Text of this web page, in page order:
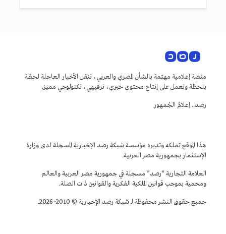
منصة إعلامية مهتمة بالشأن المصري والعربي، تنقل الأخبار العاجلة لحظة
بلحظة وتعمل على إنتاج محتوى خبري، ترفيهي، تكنولوجي مميز.
رصد.. إعلامُ الجُمهور
هذا الموقع تملكه وتديره مؤسسة شبكة رصد الإخبارية المسجلة لدى وزارة
الإستثمار بجمهورية مصر العربية.
العلامة التجارية “رصد” مسجلة في جمهورية مصر العربية والعالم
ومحمية بموجب قوانين الملكية الفكرية والقوانين ذات الصلة.
جميع حقوق النشر محفوظة لـ شبكة رصد الإخبارية © 2010~2026.